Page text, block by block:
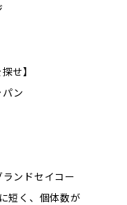
せ】
ン
ンドセイコー
短く、個体数が